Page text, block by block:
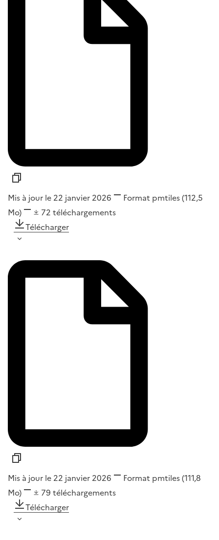
Mis à jour le 22 janvier 2026 Format pmtiles(112,5
Mo)
72 téléchargements
Télécharger
Mis à jour le 22 janvier 2026 Format pmtiles(111,8
Mo)
79 téléchargements
Télécharger